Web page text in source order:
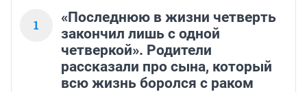
1
«Последнюю в жизни четверть
закончил лишь с одной
четверкой». Родители
рассказали про сына, который
всю жизнь боролся с раком